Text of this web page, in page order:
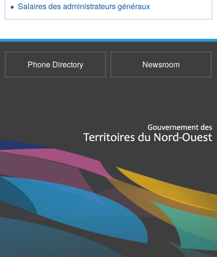
Salaires des administrateurs généraux
Phone Directory Newsroom